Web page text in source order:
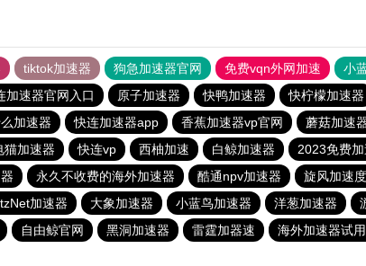
tiktok加速器 狗急加速器官网 免费vqn外网加速 小
加速器官网入口 原子加速器 快鸭加速器 快柠檬加速器
加速器 快连加速器app 香蕉加速器vp官网 蘑菇加速
猫加速器 快连vp 西柚加速 白鲸加速器 2023免费
永久不收费的海外加速器 酷通npv加速器 旋风加速
加速器 大象加速器 小蓝鸟加速器 洋葱加速器
自由鲸官网 黑洞加速器 雷霆加器速 海外加速器试